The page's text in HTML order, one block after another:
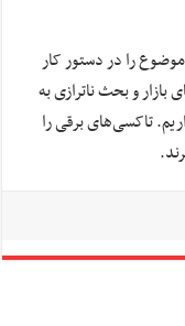
را در دستور کار
بازار و بحث ناترازی به
تاکسی‌های برقی را